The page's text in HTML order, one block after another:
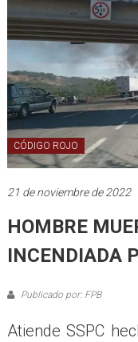
CÓDIGO ROJO
21 de noviembre de 2022
HOMBRE
INCENDIADA
Publicado por: FPB
Atiende SSPC